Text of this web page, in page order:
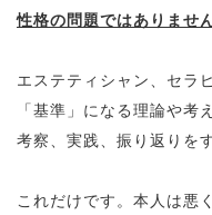
性格の問題ではありません
エステティシャン、セラ
「基準」になる理論や考
考察、実践、振り返りを
これだけです。本人は悪